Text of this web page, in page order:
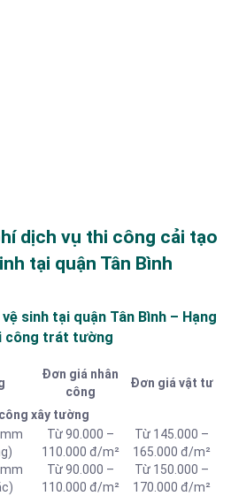
dịch vụ thi công cải tạo
tại quận Tân Bình
sinh tại quận Tân Bình – Hạng
công trát tường
Đơn giá nhân
công
Đơn giá vật tư
xây tường
Từ 90.000 –
110.000 đ/m²
Từ 145.000 –
165.000 đ/m²
Từ 90.000 –
110.000 đ/m²
Từ 150.000 –
170.000 đ/m²